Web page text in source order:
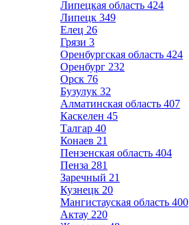
Липецкая область 424
Липецк 349
Елец 26
Грязи 3
Оренбургская область 424
Оренбург 232
Орск 76
Бузулук 32
Алматинская область 407
Каскелен 45
Талгар 40
Конаев 21
Пензенская область 404
Пенза 281
Заречный 21
Кузнецк 20
Мангистауская область 400
Актау 220